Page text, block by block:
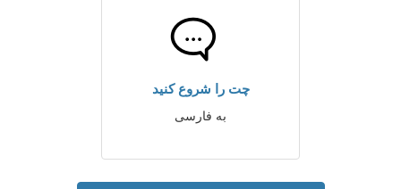
چت را شروع کنید
به فارسی